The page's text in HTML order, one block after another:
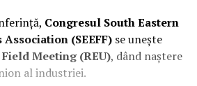
Congresul South Eastern
(SEEFF) se unește
Meeting (REU), dând naștere
al industriei.